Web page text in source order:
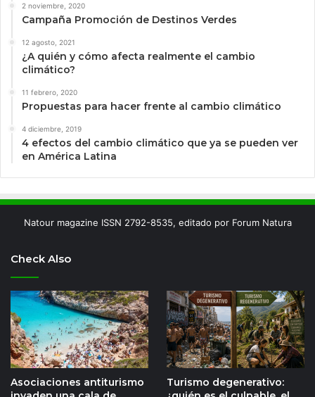
2 noviembre, 2020
Campaña Promoción de Destinos Verdes
12 agosto, 2021
¿A quién y cómo afecta realmente el cambio
climático?
11 febrero, 2020
Propuestas para hacer frente al cambio climático
4 diciembre, 2019
4 efectos del cambio climático que ya se pueden ver
en América Latina
Natour magazine ISSN 2792-8535, editado por Forum Natura
Check Also
Asociaciones antiturismo
Turismo degenerativo: